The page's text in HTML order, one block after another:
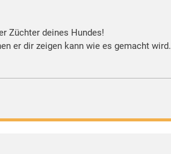
Züchter deines Hundes!
er dir zeigen kann wie es gemacht wird.